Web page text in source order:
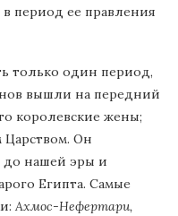
период ее правления
только один период,
вышли на передний
королевские жены;
Он
до нашей эры и
Египта. Самые
Ахмос-Нефертари,